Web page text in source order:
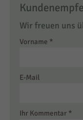
Wir freuen uns
Vorname *
E-Mail
Ihr Kommentar *